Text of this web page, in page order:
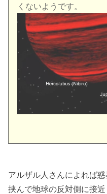
くないようです。
アルザル人さんによれば
挟んで地球の反対側に接近